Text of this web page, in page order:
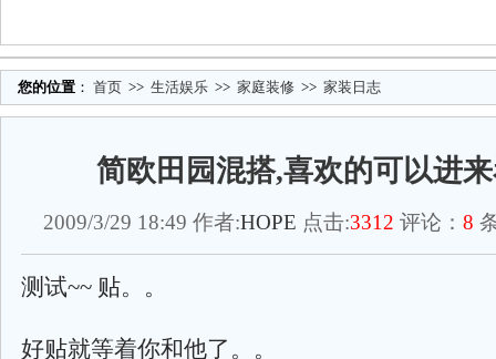
您的位置 ： 首页 >> 生活娱乐 >> 家庭装修 >> 家装日志
简欧田园混搭,喜欢的可以进
2009/3/29 18:49 作者:HOPE 点击:3312 评论： 8
测试~~ 贴。。
好贴就等着你和他了。。